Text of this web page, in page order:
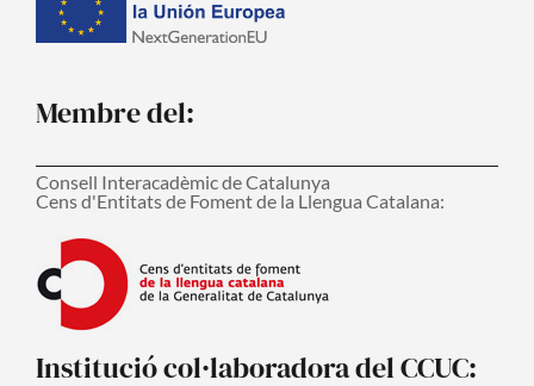
Membre del:
Consell Interacadèmic de Catalunya
Cens d'Entitats de Foment de la Llengua Catalana:
Institució col·laboradora del CCUC: